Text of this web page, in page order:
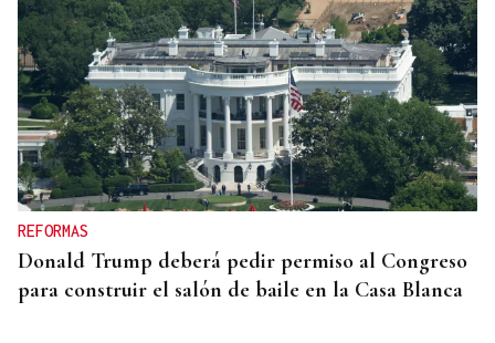
REFORMAS
Donald Trump deberá pedir permiso al Congreso
para construir el salón de baile en la Casa Blanca